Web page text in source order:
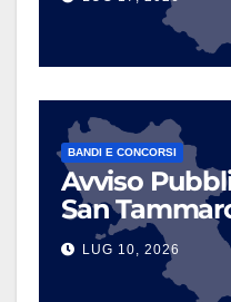
BANDI E CONCORSI
Avviso
San
LUG 10, 2026